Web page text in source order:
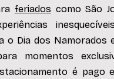
feriados como São
o Dia dos Namorados
momentos
é pago